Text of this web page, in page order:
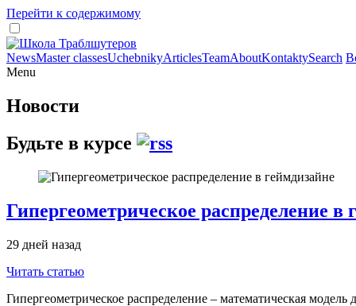
Перейти к содержимому
NewsMaster classesUchebnikyArticlesTeamAboutKontaktySearch
Menu
Новости
Будьте в курсе
Гипергеометрическое распределение в
29 дней назад
Читать статью
Гипергеометрическое распределение – математическая